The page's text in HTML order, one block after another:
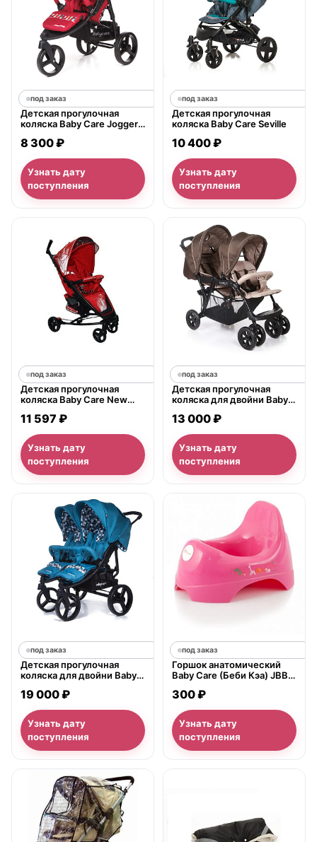
под заказ
Детская прогулочная
коляска Baby Care Jogger
8 300 ₽
Узнать дату
поступления
под заказ
Детская прогулочная
коляска Baby Care Seville
10 400 ₽
Узнать дату
поступления
под заказ
Детская прогулочная
коляска Baby Care New
11 597 ₽
Узнать дату
поступления
под заказ
Детская прогулочная
коляска для двойни Baby
13 000 ₽
Узнать дату
поступления
под заказ
Детская прогулочная
коляска для двойни Baby
19 000 ₽
Узнать дату
поступления
под заказ
Горшок анатомический
Baby Care (Беби Кэа) JBB-
300 ₽
Узнать дату
поступления
нет в продаже